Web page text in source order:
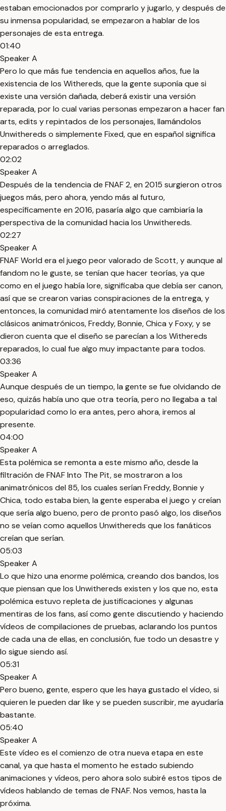
estaban emocionados por comprarlo y jugarlo, y después de
su inmensa popularidad, se empezaron a hablar de los
personajes de esta entrega.
01:40
Speaker A
Pero lo que más fue tendencia en aquellos años, fue la
existencia de los Withereds, que la gente suponía que si
existe una versión dañada, deberá existir una versión
reparada, por lo cual varias personas empezaron a hacer fan
arts, edits y repintados de los personajes, llamándolos
Unwithereds o simplemente Fixed, que en español significa
reparados o arreglados.
02:02
Speaker A
Después de la tendencia de FNAF 2, en 2015 surgieron otros
juegos más, pero ahora, yendo más al futuro,
específicamente en 2016, pasaría algo que cambiaría la
perspectiva de la comunidad hacia los Unwithereds.
02:27
Speaker A
FNAF World era el juego peor valorado de Scott, y aunque al
fandom no le guste, se tenían que hacer teorías, ya que
como en el juego había lore, significaba que debía ser canon,
así que se crearon varias conspiraciones de la entrega, y
entonces, la comunidad miró atentamente los diseños de los
clásicos animatrónicos, Freddy, Bonnie, Chica y Foxy, y se
dieron cuenta que el diseño se parecían a los Withereds
reparados, lo cual fue algo muy impactante para todos.
03:36
Speaker A
Aunque después de un tiempo, la gente se fue olvidando de
eso, quizás había uno que otra teoría, pero no llegaba a tal
popularidad como lo era antes, pero ahora, iremos al
presente.
04:00
Speaker A
Esta polémica se remonta a este mismo año, desde la
filtración de FNAF Into The Pit, se mostraron a los
animatrónicos del 85, los cuales serían Freddy, Bonnie y
Chica, todo estaba bien, la gente esperaba el juego y creían
que sería algo bueno, pero de pronto pasó algo, los diseños
no se veían como aquellos Unwithereds que los fanáticos
creían que serían.
05:03
Speaker A
Lo que hizo una enorme polémica, creando dos bandos, los
que piensan que los Unwithereds existen y los que no, esta
polémica estuvo repleta de justificaciones y algunas
mentiras de los fans, así como gente discutiendo y haciendo
vídeos de compilaciones de pruebas, aclarando los puntos
de cada una de ellas, en conclusión, fue todo un desastre y
lo sigue siendo así.
05:31
Speaker A
Pero bueno, gente, espero que les haya gustado el vídeo, si
quieren le pueden dar like y se pueden suscribir, me ayudaría
bastante.
05:40
Speaker A
Este vídeo es el comienzo de otra nueva etapa en este
canal, ya que hasta el momento he estado subiendo
animaciones y vídeos, pero ahora solo subiré estos tipos de
vídeos hablando de temas de FNAF. Nos vemos, hasta la
próxima.